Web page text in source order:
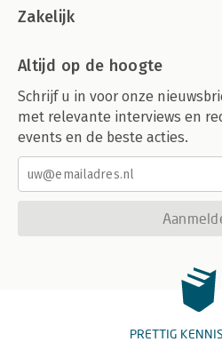
Zakelijk
Altijd op de hoogte
Schrijf u in voor onze
met relevante interviews en
events en de beste acties.
PRETTIG